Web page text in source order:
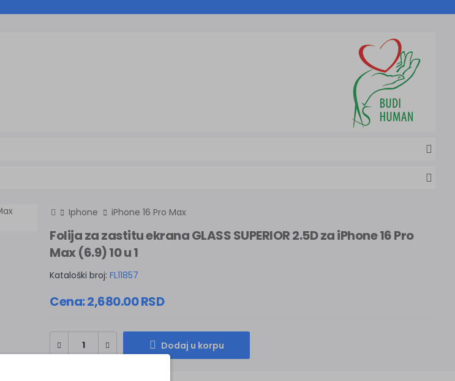
Iphone iPhone 16 Pro Max
Folija za zastitu ekrana GLASS SUPERIOR 2.5D za iPhone 16 Pro
Max (6.9) 10 u 1
Kataloški broj: FL11857
Cena:2,680.00RSD
Dodaj u korpu